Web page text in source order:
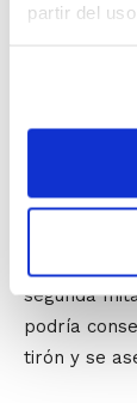
partir del
plaza de la
activas
ofensiva y
segunda
podría
tirón y se